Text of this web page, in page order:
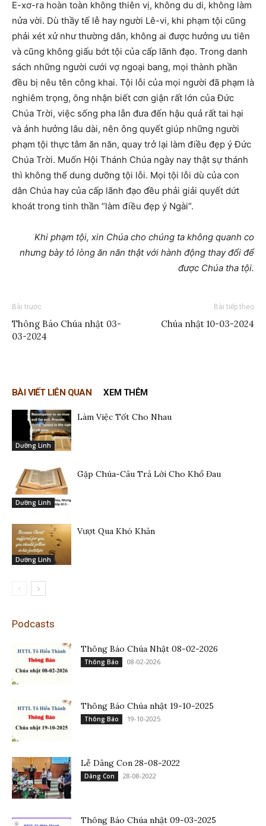
E-xơ-ra hoàn toàn không thiên vị, không du di, không làm
nửa vời. Dù thầy tế lễ hay người Lê-vi, khi phạm tội cũng
phải xét xử như thường dân, không ai được hưởng ưu tiên
và cũng không giấu bớt tội của cấp lãnh đạo. Trong danh
sách những người cưới vợ ngoại bang, mọi thành phần
đều bị nêu tên công khai. Tội lỗi của mọi người đã phạm là
nghiêm trọng, ông nhận biết cơn giận rất lớn của Đức
Chúa Trời, việc sống pha lẫn đưa đến hậu quả rất tai hại
và ảnh hưởng lâu dài, nên ông quyết giúp những người
phạm tội thực tâm ăn năn, quay trở lại làm điều đẹp ý Đức
Chúa Trời. Muốn Hội Thánh Chúa ngày nay thật sự thánh
thì không thể dung dưỡng tội lỗi. Mọi tội lỗi dù của con
dân Chúa hay của cấp lãnh đạo đều phải giải quyết dứt
khoát trong tinh thần “làm điều đẹp ý Ngài”.
Khi phạm tội, xin Chúa cho chúng ta không quanh co
nhưng bày tỏ lòng ăn năn thật với hành động thay đổi để
được Chúa tha tội.
Bài trước
Thông Báo Chúa nhật 03-
03-2024
Bài tiếp theo
Chúa nhật 10-03-2024
BÀI VIẾT LIÊN QUAN XEM THÊM
Dưỡng Linh
Làm Việc Tốt Cho Nhau
Dưỡng Linh
Gặp Chúa-Câu Trả Lời Cho Khổ Đau
Dưỡng Linh
Vượt Qua Khó Khăn
Podcasts
Thông Báo Chúa Nhật 08-02-2026
Thông Báo 08-02-2026
Thông Báo Chúa nhật 19-10-2025
Thông Báo 19-10-2025
Lễ Dâng Con 28-08-2022
Dâng Con 28-08-2022
Thông Báo Chúa nhật 09-03-2025